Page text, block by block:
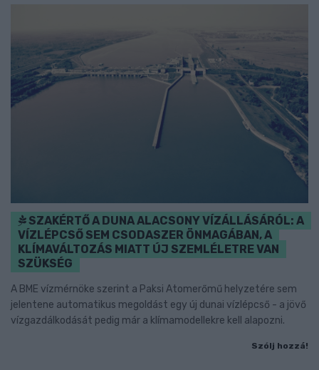
SZAKÉRTŐ A DUNA ALACSONY VÍZÁLLÁSÁRÓL: A
VÍZLÉPCSŐ SEM CSODASZER ÖNMAGÁBAN, A
KLÍMAVÁLTOZÁS MIATT ÚJ SZEMLÉLETRE VAN
SZÜKSÉG
A BME vízmérnöke szerint a Paksi Atomerőmű helyzetére sem
jelentene automatikus megoldást egy új dunai vízlépcső - a jövő
vízgazdálkodását pedig már a klímamodellekre kell alapozni.
Szólj hozzá!